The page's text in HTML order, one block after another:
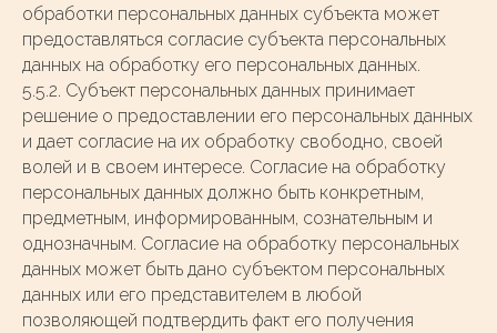
обработки персональных данных субъекта может
предоставляться согласие субъекта персональных
данных на обработку его персональных данных.
5.5.2. Субъект персональных данных принимает
решение о предоставлении его персональных данных
и дает согласие на их обработку свободно, своей
волей и в своем интересе. Согласие на обработку
персональных данных должно быть конкретным,
предметным, информированным, сознательным и
однозначным. Согласие на обработку персональных
данных может быть дано субъектом персональных
данных или его представителем в любой
позволяющей подтвердить факт его получения